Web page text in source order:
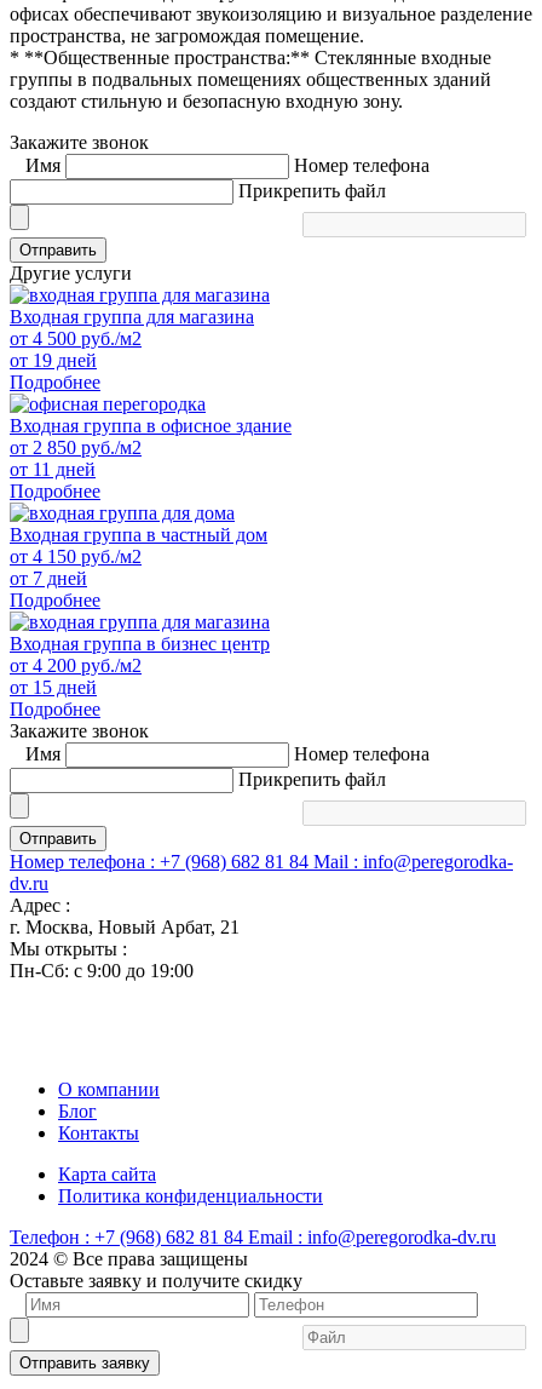
офисах обеспечивают звукоизоляцию и визуальное разделение
пространства, не загромождая помещение.
* **Общественные пространства:** Стеклянные входные
группы в подвальных помещениях общественных зданий
создают стильную и безопасную входную зону.
Закажите звонок
Имя
Номер телефона
Прикрепить файл
Отправить
Другие услуги
Входная группа для магазина
от 4 500 руб./м2
от 19 дней
Подробнее
Входная группа в офисное здание
от 2 850 руб./м2
от 11 дней
Подробнее
Входная группа в частный дом
от 4 150 руб./м2
от 7 дней
Подробнее
Входная группа в бизнес центр
от 4 200 руб./м2
от 15 дней
Подробнее
Закажите звонок
Имя
Номер телефона
Прикрепить файл
Отправить
Номер телефона : +7 (968) 682 81 84 Mail : info@peregorodka-
dv.ru
Адрес :
г. Москва, Новый Арбат, 21
Мы открыты :
Пн-Сб: с 9:00 до 19:00
О компании
Блог
Контакты
Карта сайта
Политика конфиденциальности
Телефон : +7 (968) 682 81 84 Email : info@peregorodka-dv.ru
2024 © Все права защищены
Оставьте заявку и получите скидку
Отправить заявку